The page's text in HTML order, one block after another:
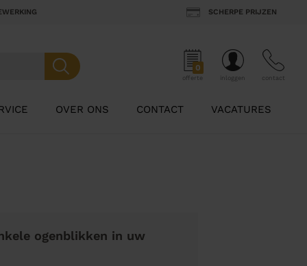
SCHERPE PRIJZEN
0
offerte inloggen contact
OVER ONS CONTACT VACATURES
ogenblikken in uw